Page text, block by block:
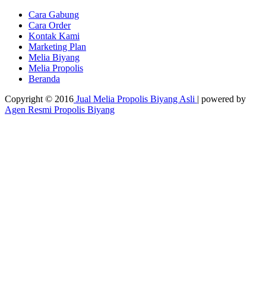
Cara Gabung
Cara Order
Kontak Kami
Marketing Plan
Melia Biyang
Melia Propolis
Beranda
Copyright © 2016 Jual Melia Propolis Biyang Asli | powered by
Agen Resmi Propolis Biyang